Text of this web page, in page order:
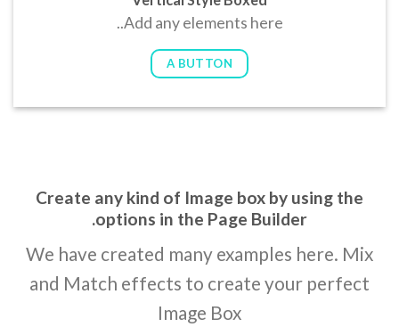
Add any elements here..
A BUTTON
Create any kind of Image box by using the
options in the Page Builder.
We have created many examples here. Mix
and Match effects to create your perfect
Image Box